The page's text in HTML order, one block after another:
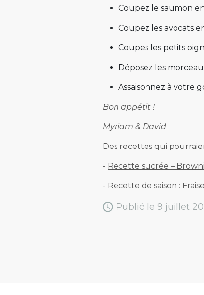
Coupez le saumon
Coupez les avocats
Coupes les petits
Déposez les
Assaisonnez à votre
Bon appétit !
Myriam & David
Des recettes qui
- Recette sucrée –
- Recette de saison :
Publié le 9 juillet